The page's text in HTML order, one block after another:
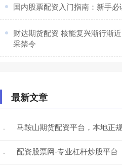
国内股票配资入门指南：新手
财达期货配资 核能复兴渐行渐
采禁令
最新文章
· 马鞍山期货配资平台，本地正
· 配资股票网-专业杠杆炒股平台